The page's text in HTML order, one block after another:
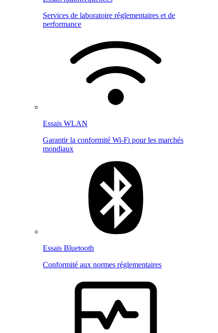
Services de laboratoire réglementaires et de
performance
Essais WLAN
Garantir la conformité Wi-Fi pour les marchés
mondiaux
Essais Bluetooth
Conformité aux normes réglementaires